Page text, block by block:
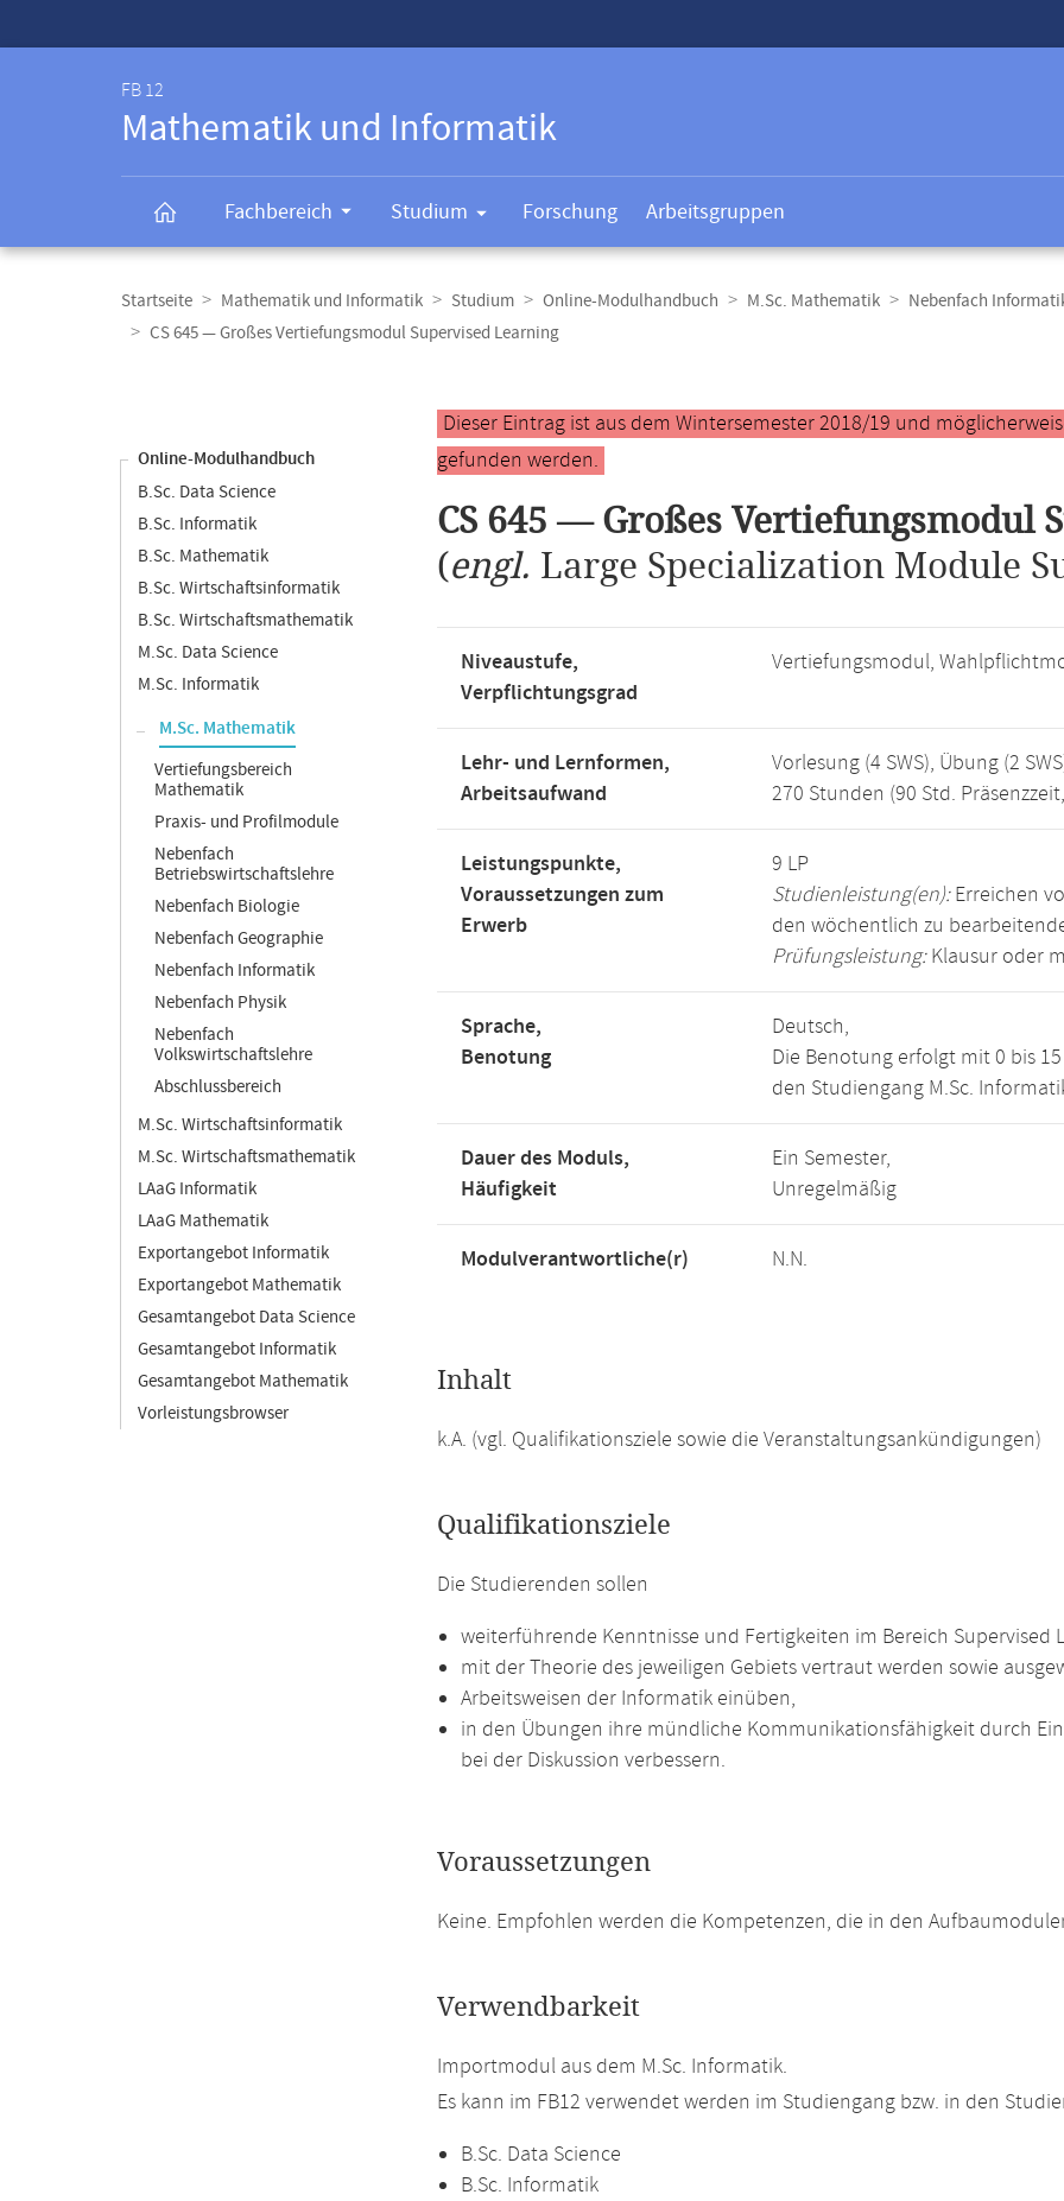
FB 12
Mathematik und Informatik
Fachbereich Studium Forschung Arbeitsgruppen
Navigation
Startseite Mathematik und Informatik Studium Online-Modulhandbuch M.Sc. Mathematik
Nebenfach
CS 645 — Großes Vertiefungsmodul Supervised Learning
Online-Modulhandbuch
B.Sc. Data Science
B.Sc. Informatik
B.Sc. Mathematik
B.Sc. Wirtschaftsinformatik
B.Sc. Wirtschaftsmathematik
M.Sc. Data Science
M.Sc. Informatik
M.Sc. Mathematik
Vertiefungsbereich
Mathematik
Praxis- und Profilmodule
Nebenfach
Betriebswirtschaftslehre
Nebenfach Biologie
Nebenfach Geographie
Nebenfach Informatik
Nebenfach Physik
Nebenfach
Volkswirtschaftslehre
Abschlussbereich
M.Sc. Wirtschaftsinformatik
M.Sc. Wirtschaftsmathematik
LAaG Informatik
LAaG Mathematik
Exportangebot Informatik
Exportangebot Mathematik
Gesamtangebot Data Science
Gesamtangebot Informatik
Gesamtangebot Mathematik
Vorleistungsbrowser
Hauptinhalt
Dieser Eintrag ist aus dem Wintersemester 2018/19 und
gefunden werden.
CS 645 — Großes Vertiefungsmodul
(engl. Large Specialization Module
Niveaustufe,
Verpflichtungsgrad
Vertiefungsmodul,
Lehr- und Lernformen,
Arbeitsaufwand
Vorlesung (4 SWS), Übung (2
270 Stunden (90 Std.
Leistungspunkte,
Voraussetzungen zum
Erwerb
9 LP
Studienleistung(en):Erreichen
den wöchentlich zu
Prüfungsleistung:Klausur oder
Sprache,
Benotung
Deutsch,
Die Benotung erfolgt mit 0 bis
den Studiengang M.Sc.
Dauer des Moduls,
Häufigkeit
Ein Semester,
Unregelmäßig
Modulverantwortliche(r) N.N.
Inhalt
k.A. (vgl. Qualifikationsziele sowie die Veranstaltungsankündigungen)
Qualifikationsziele
Die Studierenden sollen
weiterführende Kenntnisse und Fertigkeiten im Bereich Supervised
mit der Theorie des jeweiligen Gebiets vertraut werden sowie
Arbeitsweisen der Informatik einüben,
in den Übungen ihre mündliche Kommunikationsfähigkeit durch
bei der Diskussion verbessern.
Voraussetzungen
Keine. Empfohlen werden die Kompetenzen, die in den
Verwendbarkeit
Importmodul aus dem M.Sc. Informatik.
Es kann im FB12 verwendet werden im Studiengang bzw. in den
B.Sc. Data Science
B.Sc. Informatik